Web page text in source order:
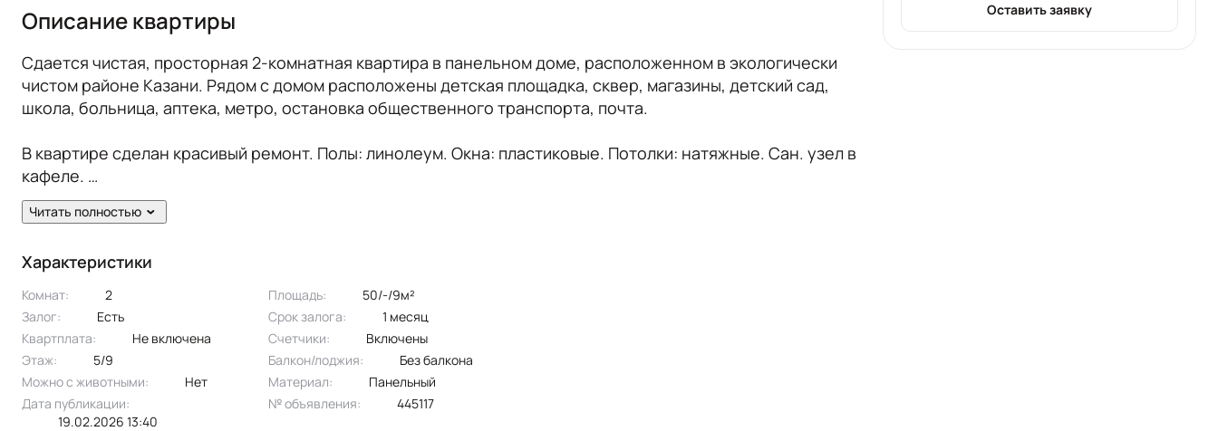
Оставить заявку
Описание квартиры
Сдается чистая, просторная 2-комнатная квартира в панельном доме, расположенном в экологически
чистом районе Казани. Рядом с домом расположены детская площадка, сквер, магазины, детский сад,
школа, больница, аптека, метро, остановка общественного транспорта, почта.
В квартире сделан красивый ремонт. Полы: линолеум. Окна: пластиковые. Потолки: натяжные. Сан. узел в
кафеле.
Жильцам предоставляется из мебели: кухонный гарнитур, диван, диван раскладной, гардеробная, шкаф,
Эксклюзивное предложение!!
Читать полностью
Характеристики
Комнат: 2 Площадь:
50/-/9м²
Залог:
есть Срок залога:
1 месяц
Квартплата:
не включена Счетчики:
включены
Этаж:
5/9 Балкон/лоджия:
без балкона
Можно с животными:
нет Материал:
панельный
Дата публикации:
19.02.2026 13:40
№ объявления: 445117